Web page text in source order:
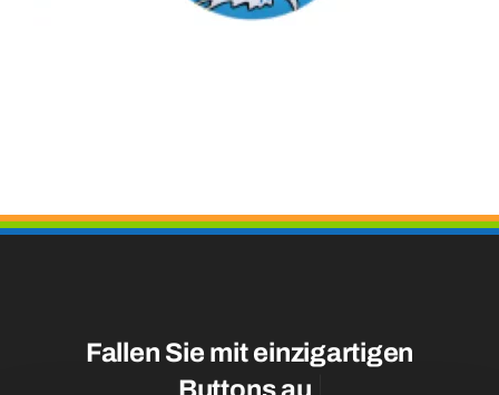
Fallen Sie mit einzigartigen